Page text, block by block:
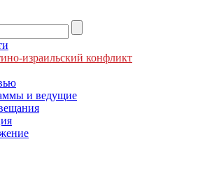
израильский конфликт
и ведущие